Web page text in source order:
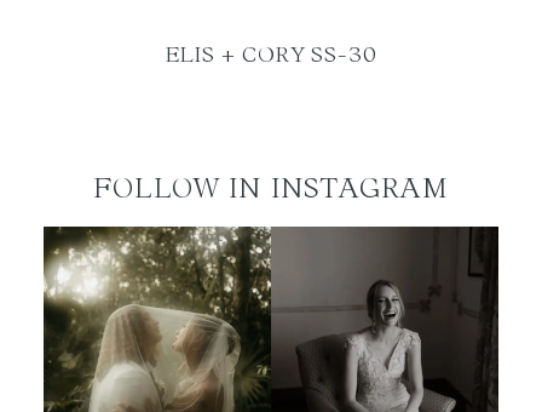
ELIS + CORY SS-30
FOLLOW IN INSTAGRAM